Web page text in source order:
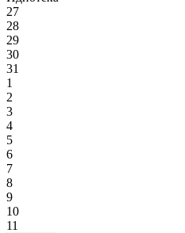
27
28
29
30
31
1
2
3
4
5
6
7
8
9
10
11